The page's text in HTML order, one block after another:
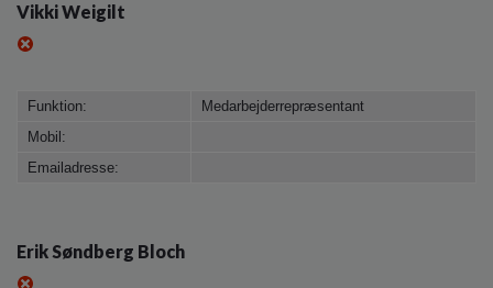
Vikki Weigilt
Funktion:
Medarbejderrepræsentant
Mobil:
Emailadresse:
Erik Søndberg Bloch